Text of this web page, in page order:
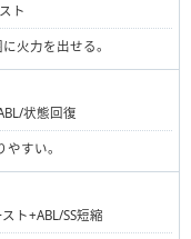
ト
火力を出せる。
状態回復
すい。
ト+ABL/SS短縮